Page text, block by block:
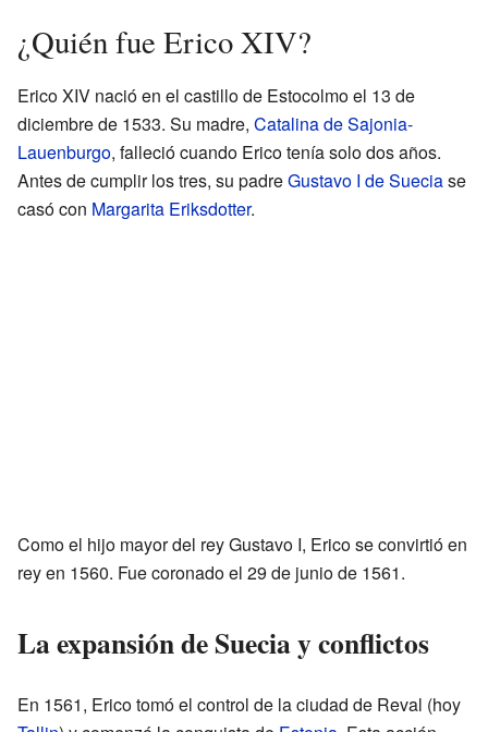
¿Quién fue Erico XIV?
Erico XIV nació en el castillo de Estocolmo el 13 de
diciembre de 1533. Su madre, Catalina de Sajonia-
Lauenburgo, falleció cuando Erico tenía solo dos años.
Antes de cumplir los tres, su padreGustavo I de Sueciase
casó con Margarita Eriksdotter.
Como el hijo mayor del rey Gustavo I, Erico se convirtió en
rey en 1560. Fue coronado el 29 de junio de 1561.
La expansión de Suecia y conflictos
En 1561, Erico tomó el control de la ciudad de Reval (hoy